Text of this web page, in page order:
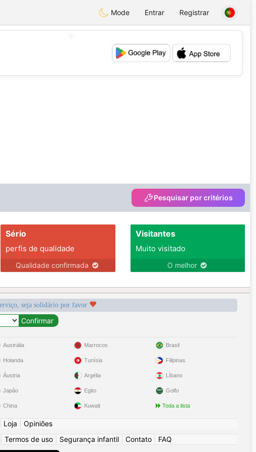
Mode Entrar Registrar
💕
Pesquisar por critérios
Sério
perfis de qualidade
Qualidade confirmada
Visitantes
Muito visitado
O melhor
seja solidário por favor
Austrália
Holanda
Áustria
Japão
China
Marrocos
Tunísia
Argélia
Egito
Kuwait
Brasil
Filipinas
Líbano
Golfo
Toda a lista
Loja
Opiniões
Termos de uso Segurança infantil Contato FAQ